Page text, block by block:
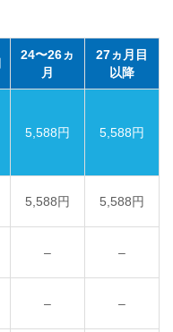
24〜26ヵ
月
27ヵ月目
以降
5,588円 5,588円
5,588円 5,588円
– –
– –